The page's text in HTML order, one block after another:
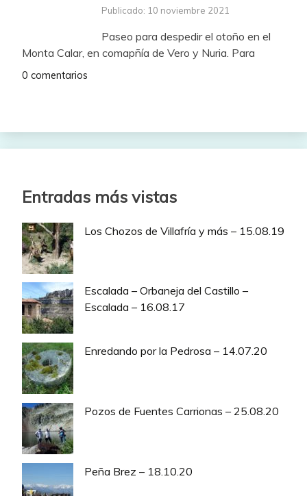
Publicado: 10 noviembre 2021
Paseo para despedir el otoño en el
Monta Calar, en comapñía de Vero y Nuria. Para
0 comentarios
Entradas más vistas
Los Chozos de Villafría y más – 15.08.19
Escalada – Orbaneja del Castillo –
Escalada – 16.08.17
Enredando por la Pedrosa – 14.07.20
Pozos de Fuentes Carrionas – 25.08.20
Peña Brez – 18.10.20